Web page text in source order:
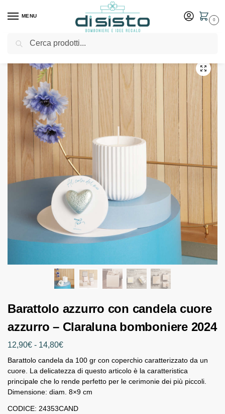
MENU
0
Home Shop Bomboniere
Barattolo azzurro con candela cuore
azzurro – Claraluna bomboniere 2024
12,90€ - 14,80€
Barattolo candela da 100 gr con coperchio caratterizzato da un
cuore. La delicatezza di questo articolo è la caratteristica
principale che lo rende perfetto per le cerimonie dei più piccoli.
Dimensione: diam. 8×9 cm
CODICE: 24353CAND